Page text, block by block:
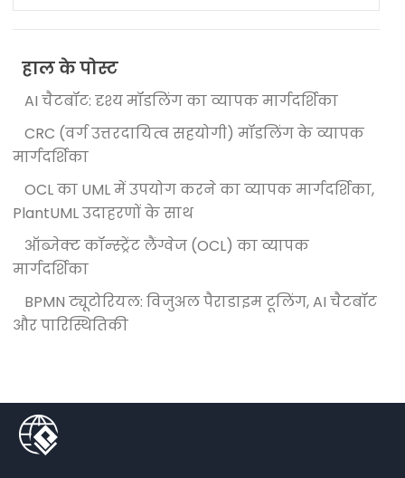
हाल के पोस्ट
AI चैटबॉट: दृश्य मॉडलिंग का व्यापक मार्गदर्शिका
CRC (वर्ग उत्तरदायित्व सहयोगी) मॉडलिंग के व्यापक
मार्गदर्शिका
OCL का UML में उपयोग करने का व्यापक मार्गदर्शिका,
PlantUML उदाहरणों के साथ
ऑब्जेक्ट कॉन्स्ट्रेंट लैंग्वेज (OCL) का व्यापक
मार्गदर्शिका
BPMN ट्यूटोरियल: विजुअल पैराडाइम टूलिंग, AI चैटबॉट
और पारिस्थितिकी